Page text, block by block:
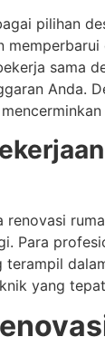
pilihan
sama
Anda.
renovasi
Para
terampil
yang